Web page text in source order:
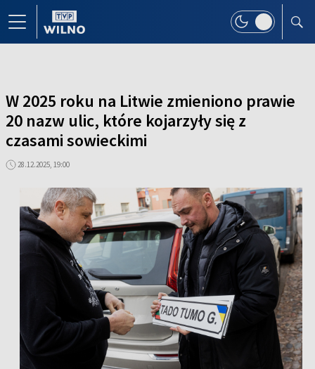
W 2025 roku na Litwie zmieniono prawie
20 nazw ulic, które kojarzyły się z
czasami sowieckimi
28.12.2025, 19:00